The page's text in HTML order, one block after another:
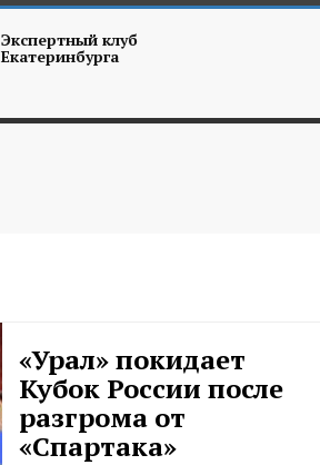
Экспертный клуб
Екатеринбурга
«Урал» покидает
Кубок России после
разгрома от
«Спартака»